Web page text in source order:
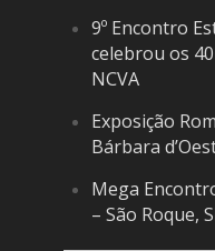
9º Encontro
celebrou os
NCVA
Exposição
Bárbara
Mega
– São Roque,